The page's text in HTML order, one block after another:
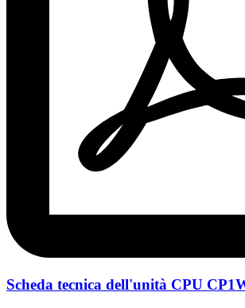
Scheda tecnica dell'unità CPU